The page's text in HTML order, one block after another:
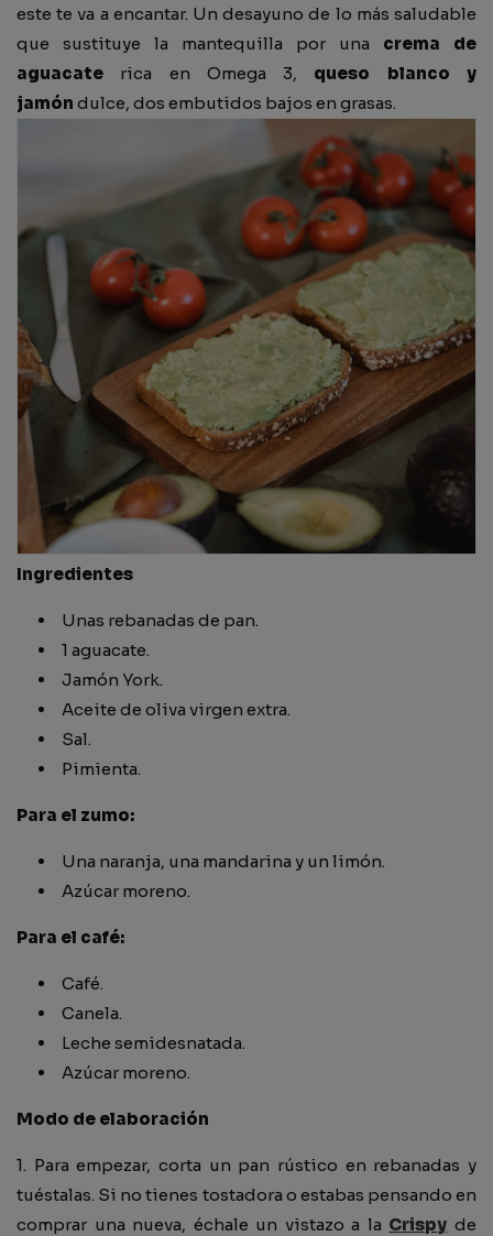
este te va a encantar. Un desayuno de lo más saludable
que sustituye la mantequilla por una
crema de
aguacate
rica en Omega 3,
queso blanco y
jamón dulce, dos embutidos bajos en grasas.
Ingredientes
Unas rebanadas de pan.
1 aguacate.
Jamón York.
Aceite de oliva virgen extra.
Sal.
Pimienta.
Para el zumo:
Una naranja, una mandarina y un limón.
Azúcar moreno.
Para el café:
Café.
Canela.
Leche semidesnatada.
Azúcar moreno.
Modo de elaboración
1. Para empezar, corta un pan rústico en rebanadas y
tuéstalas. Si no tienes tostadora o estabas pensando en
comprar una nueva, échale un vistazo a la Crispy de